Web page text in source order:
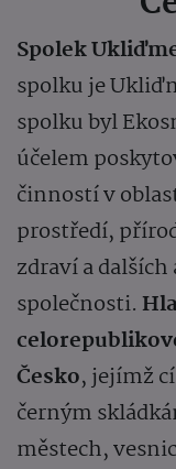
Spolek
spolku je
spolku byl
účelem
činností v
prostředí,
zdraví a
společnosti.
Česko, jejímž
černým
městech,